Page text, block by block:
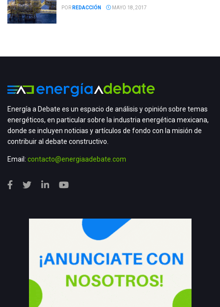
POR REDACCIÓN MAYO 18, 2017
Energía a Debate es un espacio de análisis y opinión sobre temas
energéticos, en particular sobre la industria energética mexicana,
donde se incluyen noticias y artículos de fondo con la misión de
contribuir al debate constructivo.
Email: contacto@energiaadebate.com